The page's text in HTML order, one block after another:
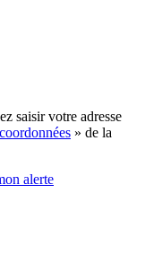
saisir votre adresse
» de la
alerte